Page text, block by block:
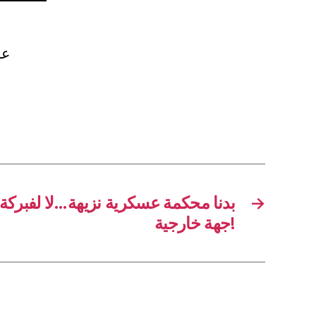
→
بدنا محكمة عسكرية نزيهة…لا لفبركة
جهة خارجية!